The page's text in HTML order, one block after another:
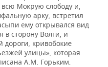
Мокрую слободу и,
арку, встретил
ему открывался вид
в сторону Волги, и
кривобокие
улицы», которая
А.М. Горьким.